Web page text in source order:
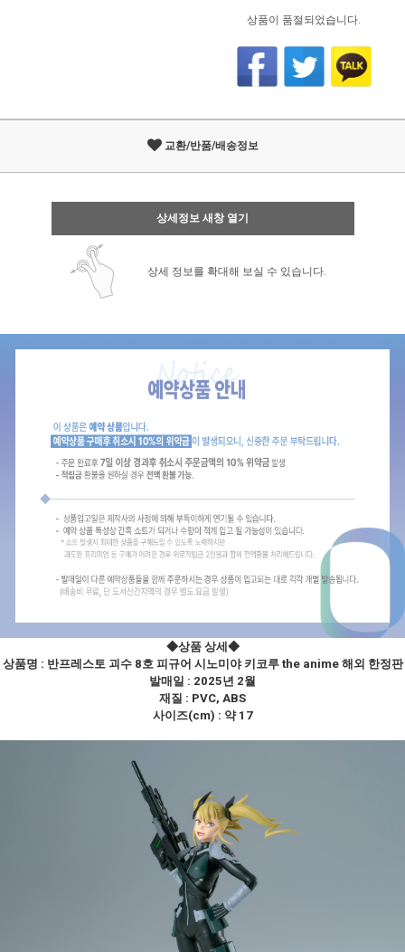
상품이 품절되었습니다.
교환/반품/배송정보
상세정보 새창 열기
상세 정보를 확대해 보실 수 있습니다.
◆상품 상세◆
상품명 : 반프레스토 괴수 8호 피규어 시노미야 키코루 the anime 해외 한정판
발매일 : 2025년 2월
재질 : PVC, ABS
사이즈(cm) : 약 17